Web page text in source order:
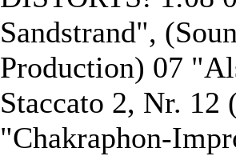
Sandstrand",
Production) 07
Staccato 2, Nr. 12
"Chakraphon-